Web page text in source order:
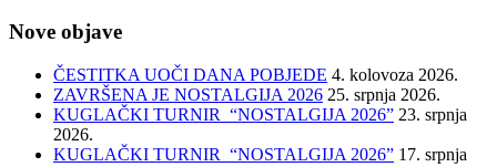
Nove objave
ČESTITKA UOČI DANA POBJEDE 4. kolovoza 2026.
ZAVRŠENA JE NOSTALGIJA 2026 25. srpnja 2026.
KUGLAČKI TURNIR “NOSTALGIJA 2026” 23. srpnja
2026.
KUGLAČKI TURNIR “NOSTALGIJA 2026” 17. srpnja